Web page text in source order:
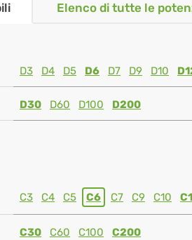
Elenco di tutte le
D3 D4 D5 D6 D7 D9 D10
D30 D60 D100 D200
C3 C4 C5 C6 C7 C9 C10
C30 C60 C100 C200